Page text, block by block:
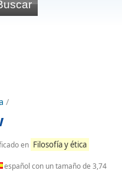
/
en Filosofía y ética
español con un tamaño de 3,74